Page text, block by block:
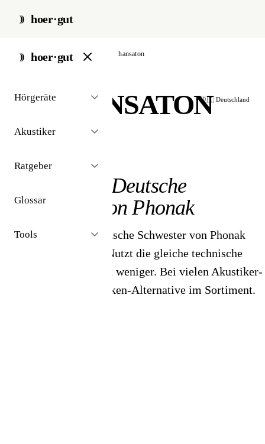
hoer·gut
hoer·gut
Hörgeräte
Akustiker
Ratgeber
Glossar
Tools
start / hörgeräte / hersteller hansaton
🇩🇪 Deutschland
HANSATON
// hörgeräte-hersteller
Deutsche
Schwester von Phonak
Hansaton ist die deutsche Schwester von Phonak
(Sonova-Konzern). Nutzt die gleiche technische
Basis, kostet aber oft weniger. Bei vielen Akustiker-
Ketten als Eigenmarken-Alternative im Sortiment.